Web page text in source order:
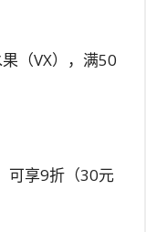
（VX），满50
可享9折（30元